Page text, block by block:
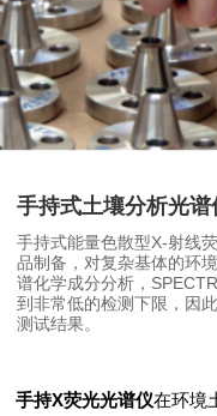
手持式土壤分析光
手持式能量色散型X-射线
品制备，对复杂基体的环
谱化学成分分析，
到非常低的检测下限，因
测试结果。
手持X荧光光谱仪在环境